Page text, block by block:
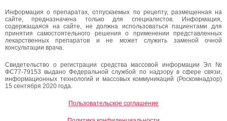
Информация о препаратах, отпускаемых по рецепту, размещенная на
сайте, предназначена только для специалистов. Информация,
содержащаяся на сайте, не должна использоваться пациентами для
принятия самостоятельного решения о применении представленных
лекарственных препаратов и не может служить заменой очной
консультации врача.
Свидетельство о регистрации средства массовой информации Эл №
ФС77-79153 выдано Федеральной службой по надзору в сфере связи,
информационных технологий и массовых коммуникаций (Роскомнадзор)
15 сентября 2020 года.
Пользовательское соглашение